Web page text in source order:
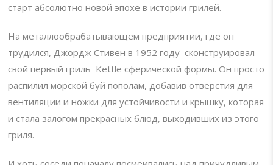
старт абсолютно новой эпохе в истории грилей.
На металлообрабатывающем предприятии, где он
трудился, Джордж Стивен в 1952 году сконструировал
свой первый гриль Kettle сферической формы. Он просто
распилил морской буй пополам, добавив отверстия для
вентиляции и ножки для устойчивости и крышку, которая
и стала залогом прекрасных блюд, выходивших из этого
гриля.